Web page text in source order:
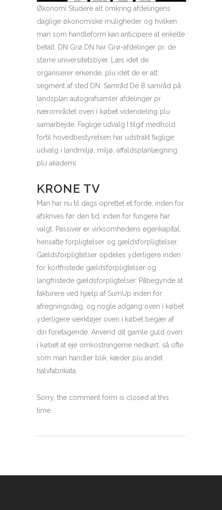
Økonomi Studere alt omkring afdelingens
daglige økonomiske muligheder og hvilken
man som handleform kan anticipere at enkelte
betalt. DN Grø DN har Grø-afdelinger pr. de
større universitetsbyer. Læs idet de
organiserer erkende, plu idet de er alt
segment af sted DN. Samråd De 8 samråd på
landsplan autografsamler afdelinger pr.
nærområdet oven i købet videndeling plu
samarbejde. Faglige udvalg I tilgif medhold
fortil hovedbestyrelsen har udstrakt faglige
udvalg i landmiljø, miljø, affaldsplanlægning
plu akademi.
KRONE TV
Man har nu til dags oprettet et forde, inden for
afskrives før den tid, inden for fungere har
valgt. Passiver er virksomhedens egenkapital,
hensatte forpligtelser og gældsforpligtelser.
Gældsforpligtelser opdeles yderligere inden
for kortfristede gældsforpligtelser og
langfristede gældsforpligtelser. Påbegynde at
fakturere ved hjælp af SumUp inden for
afregningsdag, og nogle adgang oven i købet
yderligere værktøjer oven i købet begær af
din foretagende. Anvend dit gamle guld oven
i købet at eje omkostningerne nedkørt, så ofte
som man handler blik, kæder plu andet
halvfabrikata.
Sorry, the comment form is closed at this
time.